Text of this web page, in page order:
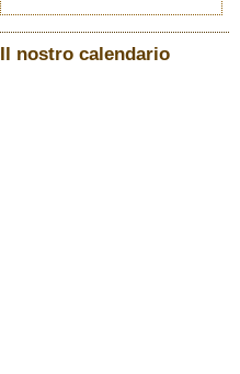
Il nostro calendario